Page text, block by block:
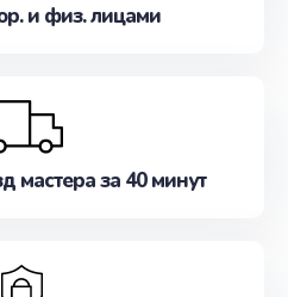
и физ. лицами
мастера за 40 минут